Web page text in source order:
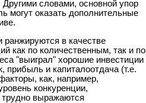
словами, основной упор
могут оказать дополнительные
ранжируются в качестве
как по количественным, так и по
"выиграл" хорошие инвестиции
и капиталоотдача (т.е.
как, например,
конкуренции,
трудно выражаются